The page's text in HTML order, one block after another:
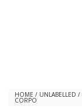
HOME / UNLABELLED /
CORPO